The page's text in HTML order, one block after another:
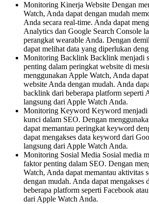
Monitoring Kinerja Website Dengan
Watch, Anda dapat dengan mudah
Anda secara real-time. Anda dapat
Analytics dan Google Search Console
perangkat wearable Anda. Dengan
dapat melihat data yang diperlukan
Monitoring Backlink Backlink menjadi
penting dalam peringkat website di
menggunakan Apple Watch, Anda
website Anda dengan mudah. Anda
backlink dari beberapa platform seperti
langsung dari Apple Watch Anda.
Monitoring Keyword Keyword menjadi
kunci dalam SEO. Dengan
dapat memantau peringkat keyword
dapat mengakses data keyword dari
langsung dari Apple Watch Anda.
Monitoring Sosial Media Sosial media
faktor penting dalam SEO. Dengan
Watch, Anda dapat memantau aktivitas
dengan mudah. Anda dapat mengakses
beberapa platform seperti Facebook
dari Apple Watch Anda.